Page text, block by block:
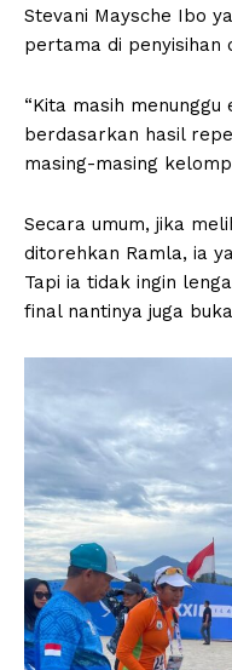
Stevani Maysche Ibo
pertama di penyisihan
“Kita masih
berdasarkan hasil
masing-masing
Secara umum, jika
ditorehkan Ramla, ia
Tapi ia tidak ingin
final nantinya juga